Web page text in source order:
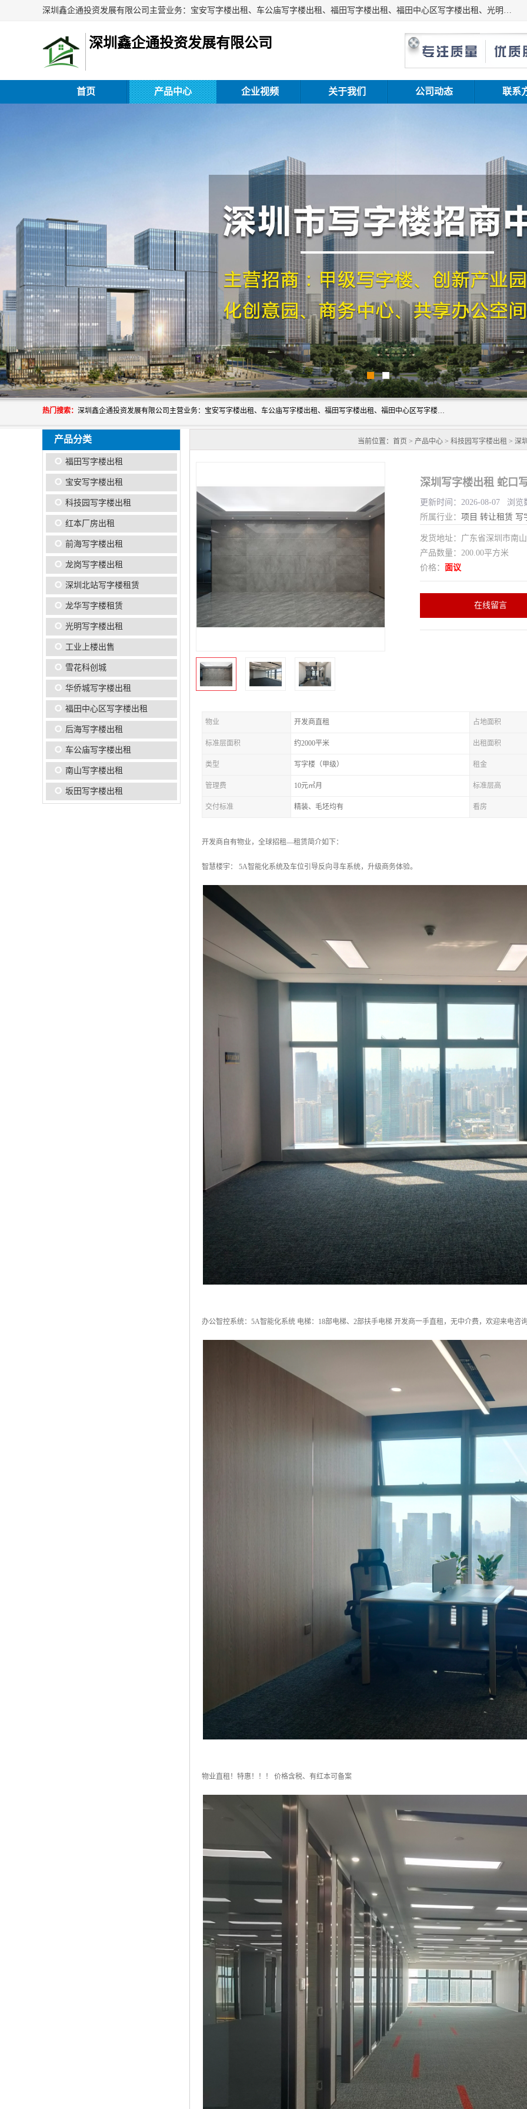
深圳鑫企通投资发展有限公司主营业务：宝安写字楼出租、车公庙写字楼出租、福田写字楼出租、福田中心区写字楼出租、光明写字楼出租、后海写字楼出租、科技园写字楼出租、南山写字楼出租等。公司专注为写字楼提供整体解决方案的化服务，依托于长期的写字楼线下运营经验和积累，以及丰富的互联网从业经验，拥有完善的服务架构体系、丰富的行业经验、与充分的销售资源。
深圳鑫企通投资发展有限公司
首页 产品中心 企业视频 关于我们 公司动态 联系
热门搜索： 深圳鑫企通投资发展有限公司主营业务：宝安写字楼出租、车公庙写字楼出租、福田写字楼出租、福田中心区写字楼出租、光明写字楼出租、后海写字楼出租、科技园写字楼出租、南山写字楼出租等。公司专注为写字楼提供整体解决方案的化服务，依托于长期的写字楼线下运营经验和积累，以及丰富的互联网从业经验，拥有完善的服务架构体系、丰富的行业经验、与充分的销售资源。
产品分类
福田写字楼出租
宝安写字楼出租
科技园写字楼出租
红本厂房出租
前海写字楼出租
龙岗写字楼出租
深圳北站写字楼租赁
龙华写字楼租赁
光明写字楼出租
工业上楼出售
雪花科创城
华侨城写字楼出租
福田中心区写字楼出租
后海写字楼出租
车公庙写字楼出租
南山写字楼出租
坂田写字楼出租
当前位置： 首页 > 产品中心 > 科技园写字楼出租 > 深
更新时间：2026-08-07 浏览
所属行业： 项目 转让租赁 写
发货地址：广东省深圳市南
产品数量：200.00平方米
价格： 面议
在线留言
物业 开发商直租 占地面积
标准层面积 约2000平米 出租面积
类型 写字楼（甲级） 租金
管理费 10元㎡月 标准层高
交付标准 精装、毛坯均有 看房
开发商自有物业，全球招租—租赁简介如下：
智慧楼宇： 5A智能化系统及车位引导反向寻车系统，升级商务体验。
办公智控系统：5A智能化系统 电梯：18部电梯、2部扶手电梯 开发商一手直租，无中介费，欢迎来电咨
物业直租！特惠！！！ 价格含税、有红本可备案